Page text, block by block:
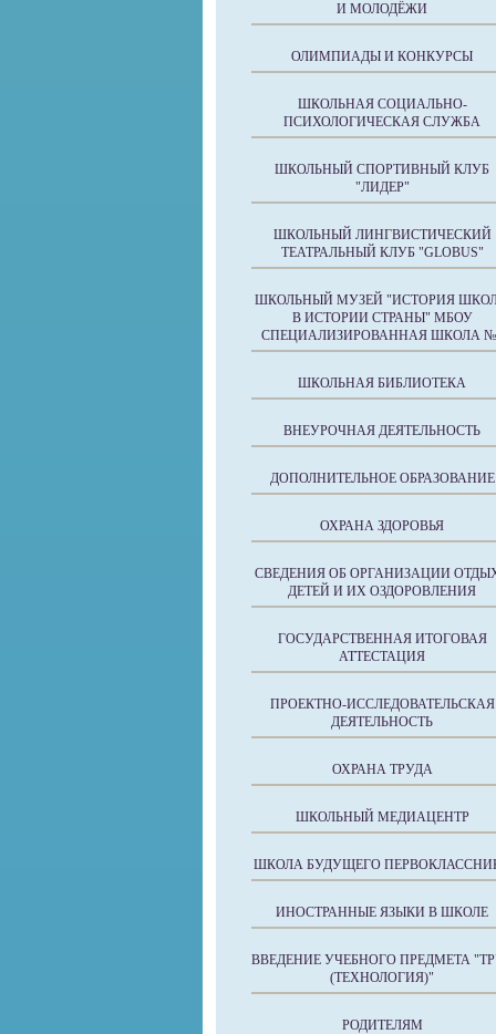
И МОЛОДЁЖИ
ОЛИМПИАДЫ И КОНКУРСЫ
ШКОЛЬНАЯ СОЦИАЛЬНО-
ПСИХОЛОГИЧЕСКАЯ СЛУЖБА
ШКОЛЬНЫЙ СПОРТИВНЫЙ КЛУБ
"ЛИДЕР"
ШКОЛЬНЫЙ ЛИНГВИСТИЧЕСКИЙ
ТЕАТРАЛЬНЫЙ КЛУБ "GLOBUS"
ШКОЛЬНЫЙ МУЗЕЙ "ИСТОРИЯ
В ИСТОРИИ СТРАНЫ" МБОУ
СПЕЦИАЛИЗИРОВАННАЯ ШКОЛА
ШКОЛЬНАЯ БИБЛИОТЕКА
ВНЕУРОЧНАЯ ДЕЯТЕЛЬНОСТЬ
ДОПОЛНИТЕЛЬНОЕ ОБРАЗОВАНИЕ
ОХРАНА ЗДОРОВЬЯ
СВЕДЕНИЯ ОБ ОРГАНИЗАЦИИ
ДЕТЕЙ И ИХ ОЗДОРОВЛЕНИЯ
ГОСУДАРСТВЕННАЯ ИТОГОВАЯ
АТТЕСТАЦИЯ
ПРОЕКТНО-ИССЛЕДОВАТЕЛЬСКАЯ
ДЕЯТЕЛЬНОСТЬ
ОХРАНА ТРУДА
ШКОЛЬНЫЙ МЕДИАЦЕНТР
ШКОЛА БУДУЩЕГО
ИНОСТРАННЫЕ ЯЗЫКИ В ШКОЛЕ
ВВЕДЕНИЕ УЧЕБНОГО ПРЕДМЕТА
(ТЕХНОЛОГИЯ)"
РОДИТЕЛЯМ